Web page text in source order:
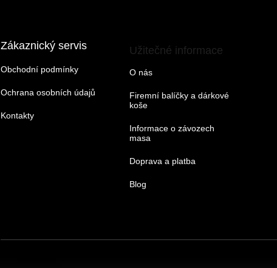
Zákaznický servis
Obchodní podmínky
Ochrana osobních údajů
Kontakty
Užitečné informace
O nás
Firemní balíčky a dárkové
koše
Informace o závozech
masa
Doprava a platba
Blog